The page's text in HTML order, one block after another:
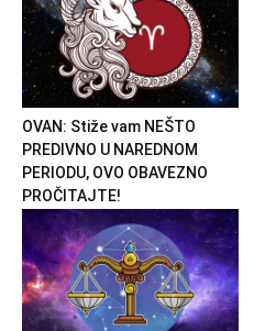
OVAN: Stiže vam NEŠTO
PREDIVNO U NAREDNOM
PERIODU, OVO OBAVEZNO
PROČITAJTE!